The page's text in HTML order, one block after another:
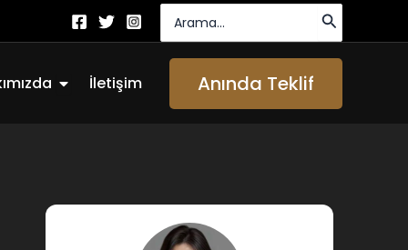
Açık About Us
İletişim Anında Teklif